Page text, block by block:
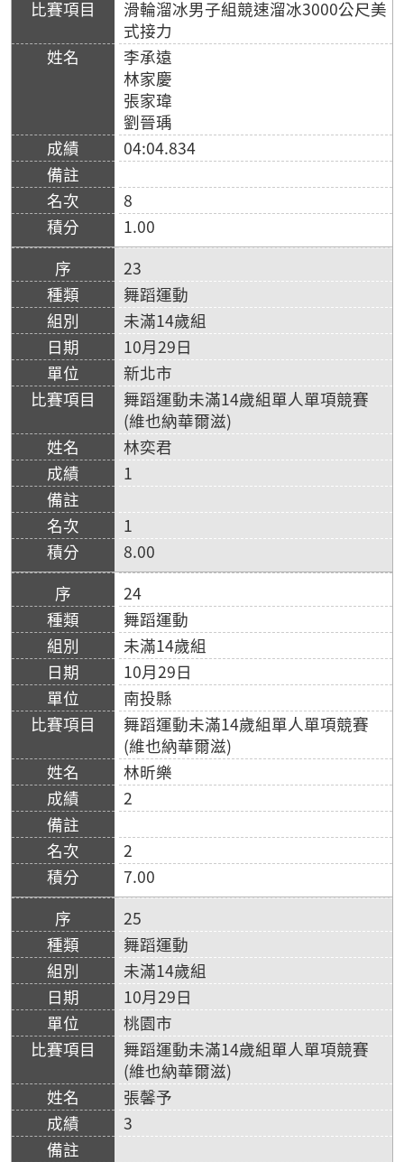
滑輪溜冰男子組競速溜冰3000公尺美
式接力
李承遠
林家慶
張家瑋
劉晉瑀
04:04.834
8
1.00
23
舞蹈運動
未滿14歲組
10月29日
新北市
舞蹈運動未滿14歲組單人單項競賽
(維也納華爾滋)
林奕君
1
1
8.00
24
舞蹈運動
未滿14歲組
10月29日
南投縣
舞蹈運動未滿14歲組單人單項競賽
(維也納華爾滋)
林昕樂
2
2
7.00
25
舞蹈運動
未滿14歲組
10月29日
桃園市
舞蹈運動未滿14歲組單人單項競賽
(維也納華爾滋)
張馨予
3